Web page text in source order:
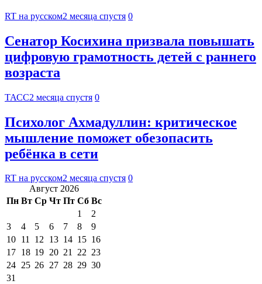
RT на русском2 месяца спустя 0
Сенатор Косихина призвала повышать
цифровую грамотность детей с раннего
возраста
ТАСС2 месяца спустя 0
Психолог Ахмадуллин: критическое
мышление поможет обезопасить
ребёнка в сети
RT на русском2 месяца спустя 0
Август 2026
Пн Вт Ср Чт Пт Сб Вс
1
2
3
4 5 6 7 8
9
10 11 12 13 14 15 16
17 18 19 20 21 22 23
24 25 26 27 28 29 30
31